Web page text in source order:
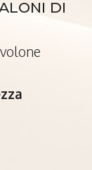
DI